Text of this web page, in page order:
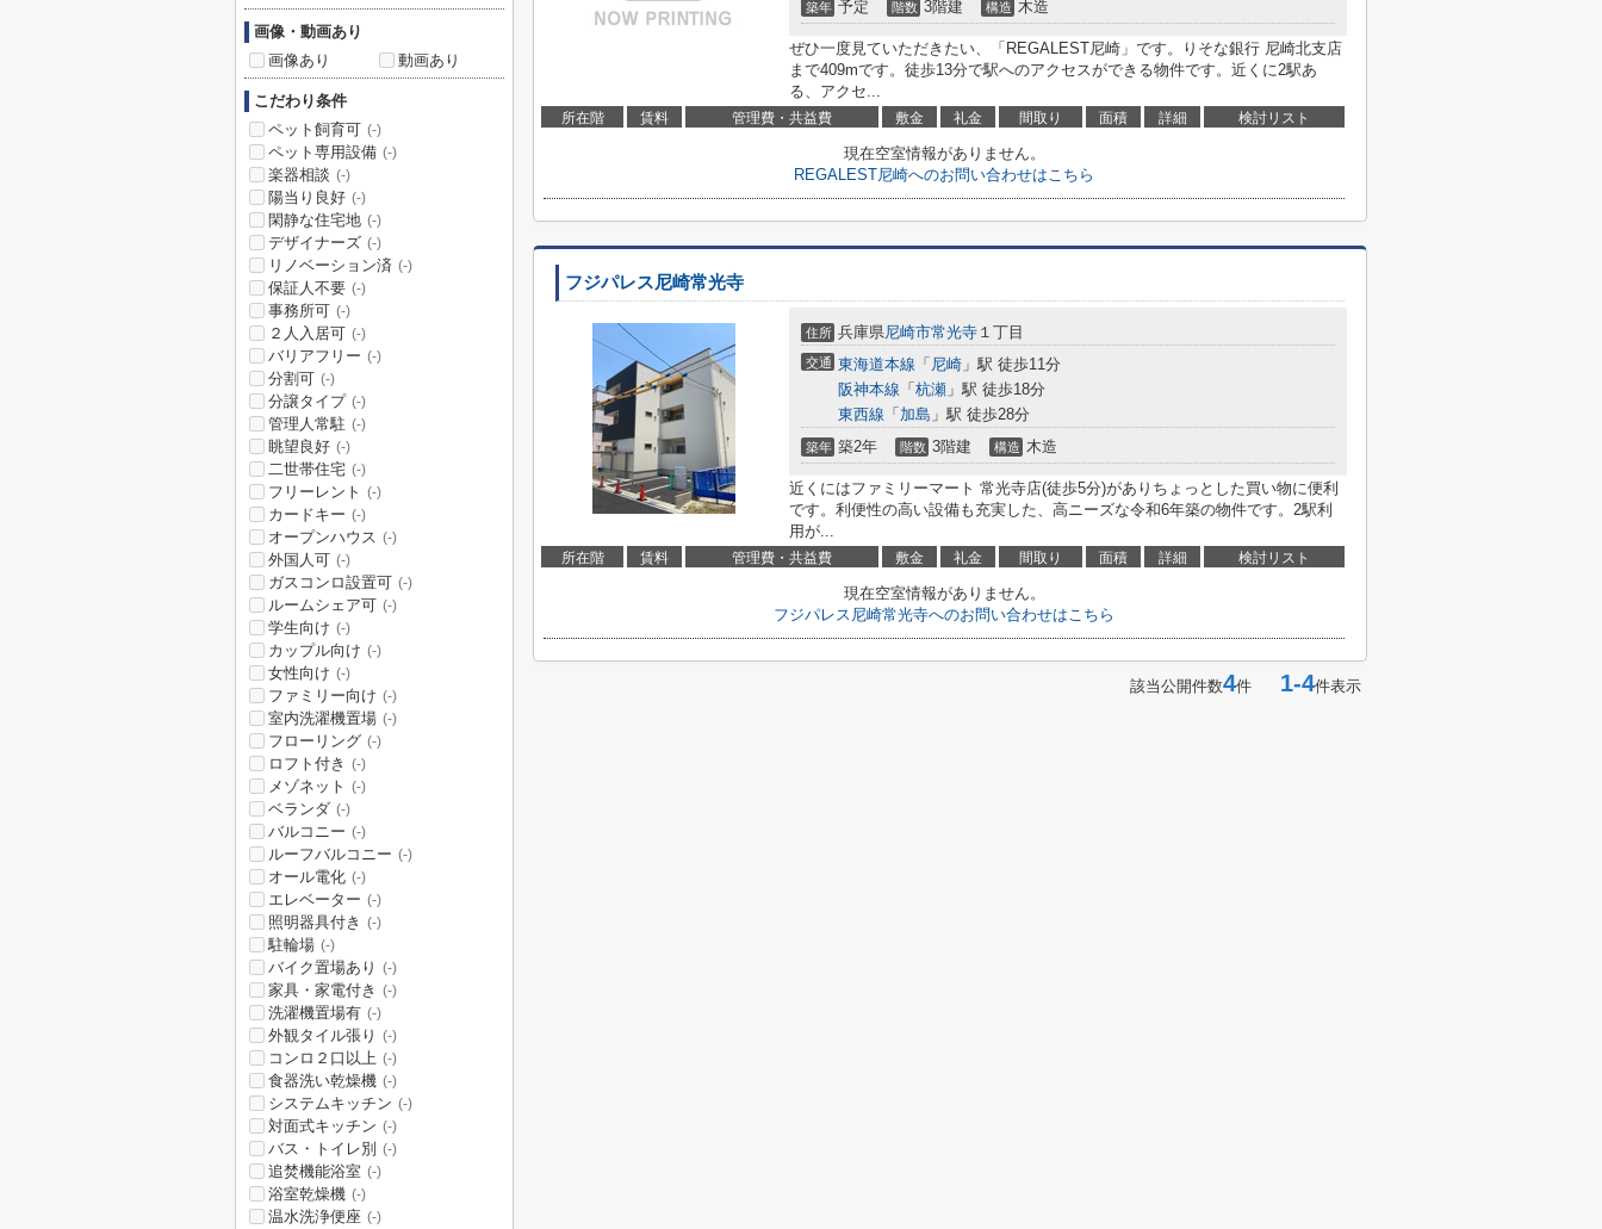
築年 予定 階数 3階建 構造 木造
ぜひ一度見ていただきたい、「REGALEST尼崎」です。りそな銀行 尼崎北支店
まで409mです。徒歩13分で駅へのアクセスができる物件です。近くに2駅あ
る、アクセ...
所在階 賃料 管理費・共益費 敷金 礼金 間取り 面積 詳細 検討リスト
現在空室情報がありません。
REGALEST尼崎へのお問い合わせはこちら
フジパレス尼崎常光寺
住所 兵庫県尼崎市常光寺 １丁目
交通 東海道本線 「 尼崎 」駅 徒歩11分
阪神本線 「 杭瀬 」駅 徒歩18分
東西線 「 加島 」駅 徒歩28分
築年 築2年 階数 3階建 構造 木造
近くにはファミリーマート 常光寺店(徒歩5分)がありちょっとした買い物に便利
です。利便性の高い設備も充実した、高ニーズな令和6年築の物件です。2駅利
用が...
所在階 賃料 管理費・共益費 敷金 礼金 間取り 面積 詳細 検討リスト
現在空室情報がありません。
フジパレス尼崎常光寺へのお問い合わせはこちら
該当公開件数4件 1-4件表示
画像・動画あり
画像あり
動画あり
こだわり条件
ペット飼育可 (-)
ペット専用設備 (-)
楽器相談 (-)
陽当り良好 (-)
閑静な住宅地 (-)
デザイナーズ (-)
リノベーション済 (-)
保証人不要 (-)
事務所可 (-)
２人入居可 (-)
バリアフリー (-)
分割可 (-)
分譲タイプ (-)
管理人常駐 (-)
眺望良好 (-)
二世帯住宅 (-)
フリーレント (-)
カードキー (-)
オープンハウス (-)
外国人可 (-)
ガスコンロ設置可 (-)
ルームシェア可 (-)
学生向け (-)
カップル向け (-)
女性向け (-)
ファミリー向け (-)
室内洗濯機置場 (-)
フローリング (-)
ロフト付き (-)
メゾネット (-)
ベランダ (-)
バルコニー (-)
ルーフバルコニー (-)
オール電化 (-)
エレベーター (-)
照明器具付き (-)
駐輪場 (-)
バイク置場あり (-)
家具・家電付き (-)
洗濯機置場有 (-)
外観タイル張り (-)
コンロ２口以上 (-)
食器洗い乾燥機 (-)
システムキッチン (-)
対面式キッチン (-)
バス・トイレ別 (-)
追焚機能浴室 (-)
浴室乾燥機 (-)
温水洗浄便座 (-)